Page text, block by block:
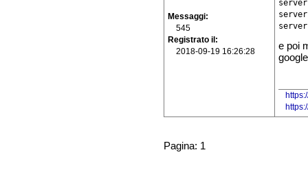
Messaggi
545
Registrato il
2018-09-19 16:26:28
e poi
Pagina: 1